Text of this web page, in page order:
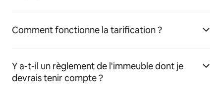
Comment fonctionne la tarification ?
Y a-t-il un règlement de l'immeuble dont je
devrais tenir compte ?